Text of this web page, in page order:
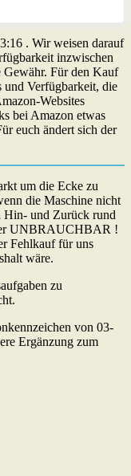
. Wir weisen darauf
inzwischen
Gewähr. Für den Kauf
und Verfügbarkeit, die
Websites
bei Amazon etwas
euch ändert sich der
um die Ecke zu
die Maschine nicht
Hin- und Zurück rund
UNBRAUCHBAR !
Fehlkauf für uns
wäre.
zu
von 03-
Ergänzung zum